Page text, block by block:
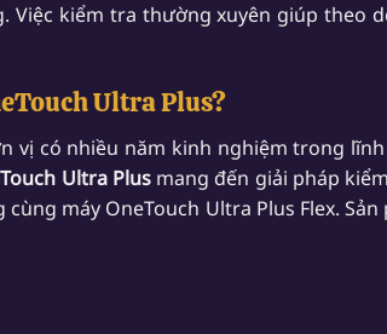
kiểm tra thường xuyên giúp theo
Ultra Plus?
vị có nhiều năm kinh nghiệm trong
Ultra Plusmang đến giải pháp
máy OneTouch Ultra Plus Flex.